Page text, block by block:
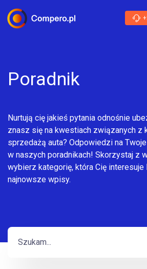
Poradnik
Nurtują cię jakieś pytania odnośnie
znasz się na kwestiach związanych z
sprzedażą auta? Odpowiedzi na
w naszych poradnikach! Skorzystaj z
wybierz kategorię, która Cię interesuje
najnowsze wpisy.